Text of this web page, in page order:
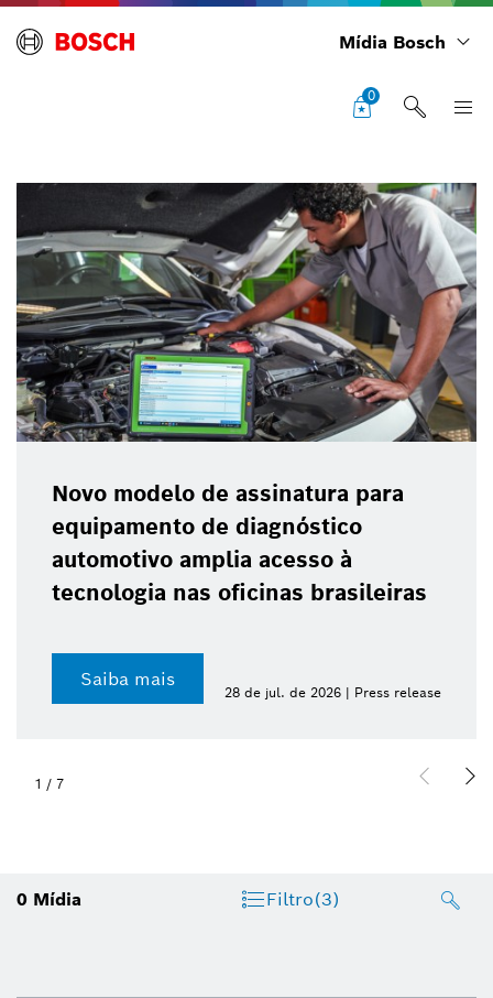
Mídia Bosch
0
Novo modelo de assinatura para
equipamento de diagnóstico
automotivo amplia acesso à
tecnologia nas oficinas brasileiras
Saiba mais
28 de jul. de 2026 | Press release
1 / 7
0 Mídia Filtro(3)